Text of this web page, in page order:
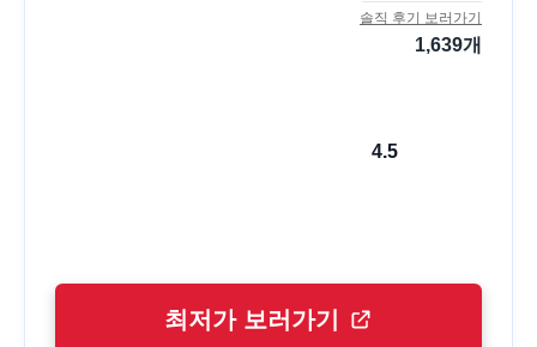
솔직 후기 보러가기
1,639개
4.5
최저가 보러가기